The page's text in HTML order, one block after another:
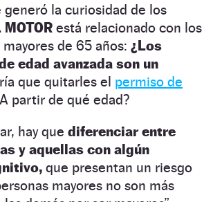
la curiosidad de los
MOTOR está relacionado con los
de 65 años: ¿Los
edad avanzada son un
que quitarles el permiso de
partir de qué edad?
hay que diferenciar entre
y aquellas con algún
que presentan un riesgo
mayores no son más